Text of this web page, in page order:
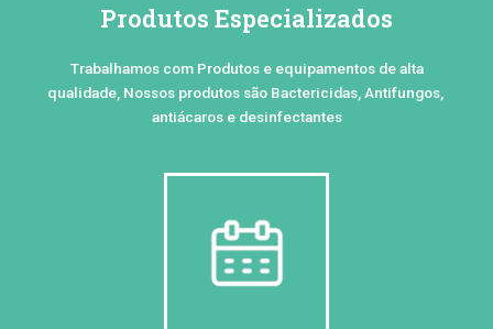
Produtos Especializados
Trabalhamos com Produtos e equipamentos de alta
qualidade, Nossos produtos são Bactericidas, Antifungos,
antiácaros e desinfectantes